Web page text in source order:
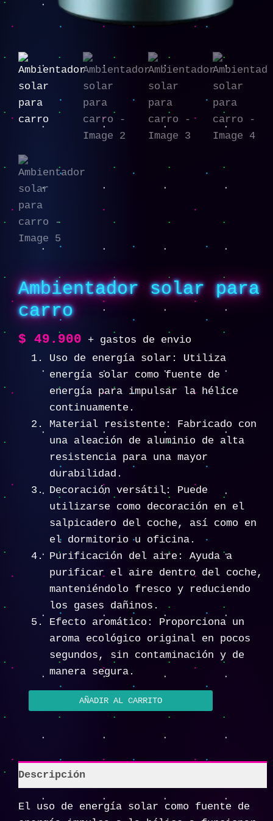
Ambientador solar para
carro
$ 49.900
+ gastos de envio
Uso de energía solar: Utiliza
energía solar como fuente de
energía para impulsar la hélice
continuamente.
Material resistente: Fabricado con
una aleación de aluminio de alta
resistencia para una mayor
durabilidad.
Decoración versátil: Puede
utilizarse como decoración en el
salpicadero del coche, así como en
el dormitorio u oficina.
Purificación del aire: Ayuda a
purificar el aire dentro del coche,
manteniéndolo fresco y reduciendo
los gases dañinos.
Efecto aromático: Proporciona un
aroma ecológico original en pocos
segundos, sin contaminación y de
manera segura.
AÑADIR AL CARRITO
Descripción
El uso de energía solar como fuente de